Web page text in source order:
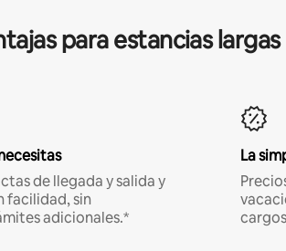
para estancias largas
de llegada y salida y
facilidad, sin
adicionales.*
La